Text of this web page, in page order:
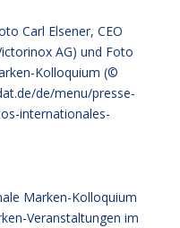
Carl Elsener, CEO
AG) und Foto
Kolloquium (©
de/menu/presse-
internationales-
Marken-Kolloquium
Veranstaltungen im